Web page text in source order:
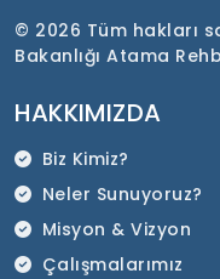
© 2026 Tüm hakları
Bakanlığı Atama
HAKKIMIZDA
Biz Kimiz?
Neler Sunuyoruz?
Misyon & Vizyon
Çalışmalarımız